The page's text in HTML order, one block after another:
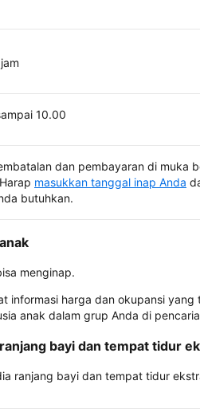
10.00
dan pembayaran di muka
masukkan tanggal inap Anda
butuhkan.
menginap.
informasi harga dan okupansi
anak dalam grup Anda di
bayi dan tempat tidur
ranjang bayi dan tempat tidur